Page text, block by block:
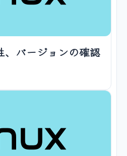
、バージョンの確認